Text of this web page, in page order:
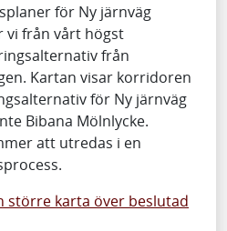
för Ny järnväg
vi från vårt högst
från
Kartan visar korridoren
för Ny järnväg
Bibana Mölnlycke.
att utredas i en
större karta över beslutad